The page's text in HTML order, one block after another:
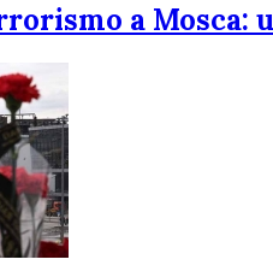
a Mosca: